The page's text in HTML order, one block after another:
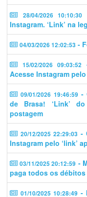
28/04/2026 10:10:30
Instagram. ‘Link’ na
04/03/2026 12:02:53 -
15/02/2026 09:03:52
Acesse Instagram
09/01/2026 19:46:59 -
de Brasa! ‘Link’
postagem
20/12/2025 22:29:03 -
Instagram pelo ‘link’
03/11/2025 20:12:59 -
paga todos os
01/10/2025 10:28:49 -